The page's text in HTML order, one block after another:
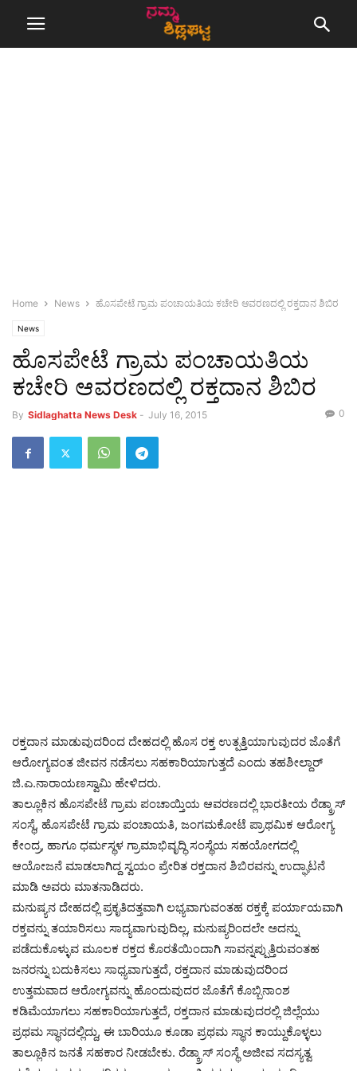
Home News ಹೊಸಪೇಟೆ ಗ್ರಾಮ ಪಂಚಾಯತಿಯ ಕಚೇರಿ ಆವರಣದಲ್ಲಿ ರಕ್ತದಾನ ಶಿಬಿರ
News
ಹೊಸಪೇಟೆ ಗ್ರಾಮ ಪಂಚಾಯತಿಯ
ಕಚೇರಿ ಆವರಣದಲ್ಲಿ ರಕ್ತದಾನ ಶಿಬಿರ
By Sidlaghatta News Desk - July 16, 2015 0
ರಕ್ತದಾನ ಮಾಡುವುದರಿಂದ ದೇಹದಲ್ಲಿ ಹೊಸ ರಕ್ತ ಉತ್ಪತ್ತಿಯಾಗುವುದರ ಜೊತೆಗೆ
ಆರೋಗ್ಯವಂತ ಜೀವನ ನಡೆಸಲು ಸಹಕಾರಿಯಾಗುತ್ತದೆ ಎಂದು ತಹಶೀಲ್ದಾರ್
ಜಿ.ಎ.ನಾರಾಯಣಸ್ವಾಮಿ ಹೇಳಿದರು.
ತಾಲ್ಲೂಕಿನ ಹೊಸಪೇಟೆ ಗ್ರಾಮ ಪಂಚಾಯ್ತಿಯ ಆವರಣದಲ್ಲಿ ಭಾರತೀಯ ರೆಡ್ಕ್ರಾಸ್
ಸಂಸ್ಥೆ, ಹೊಸಪೇಟೆ ಗ್ರಾಮ ಪಂಚಾಯತಿ, ಜಂಗಮಕೋಟೆ ಪ್ರಾಥಮಿಕ ಆರೋಗ್ಯ
ಕೇಂದ್ರ, ಹಾಗೂ ಧರ್ಮಸ್ಥಳ ಗ್ರಾಮಾಭಿವೃದ್ಧಿ ಸಂಸ್ಥೆಯ ಸಹಯೋಗದಲ್ಲಿ
ಆಯೋಜನೆ ಮಾಡಲಾಗಿದ್ದ ಸ್ವಯಂ ಪ್ರೇರಿತ ರಕ್ತದಾನ ಶಿಬಿರವನ್ನು ಉದ್ಘಾಟನೆ
ಮಾಡಿ ಅವರು ಮಾತನಾಡಿದರು.
ಮನುಷ್ಯನ ದೇಹದಲ್ಲಿ ಪ್ರಕೃತಿದತ್ತವಾಗಿ ಲಭ್ಯವಾಗುವಂತಹ ರಕ್ತಕ್ಕೆ ಪರ್ಯಾಯವಾಗಿ
ರಕ್ತವನ್ನು ತಯಾರಿಸಲು ಸಾದ್ಯವಾಗುವುದಿಲ್ಲ, ಮನುಷ್ಯರಿಂದಲೇ ಅದನ್ನು
ಪಡೆದುಕೊಳ್ಳುವ ಮೂಲಕ ರಕ್ತದ ಕೊರತೆಯಿಂದಾಗಿ ಸಾವನ್ನಪ್ಪುತ್ತಿರುವಂತಹ
ಜನರನ್ನು ಬದುಕಿಸಲು ಸಾಧ್ಯವಾಗುತ್ತದೆ, ರಕ್ತದಾನ ಮಾಡುವುದರಿಂದ
ಉತ್ತಮವಾದ ಆರೋಗ್ಯವನ್ನು ಹೊಂದುವುದರ ಜೊತೆಗೆ ಕೊಬ್ಬಿನಾಂಶ
ಕಡಿಮೆಯಾಗಲು ಸಹಕಾರಿಯಾಗುತ್ತದೆ, ರಕ್ತದಾನ ಮಾಡುವುದರಲ್ಲಿ ಜಿಲ್ಲೆಯು
ಪ್ರಥಮ ಸ್ಥಾನದಲ್ಲಿದ್ದು, ಈ ಬಾರಿಯೂ ಕೂಡಾ ಪ್ರಥಮ ಸ್ಥಾನ ಕಾಯ್ದುಕೊಳ್ಳಲು
ತಾಲ್ಲೂಕಿನ ಜನತೆ ಸಹಕಾರ ನೀಡಬೇಕು. ರೆಡ್ಕ್ರಾಸ್ ಸಂಸ್ಥೆ ಅಜೀವ ಸದಸ್ಯತ್ವ